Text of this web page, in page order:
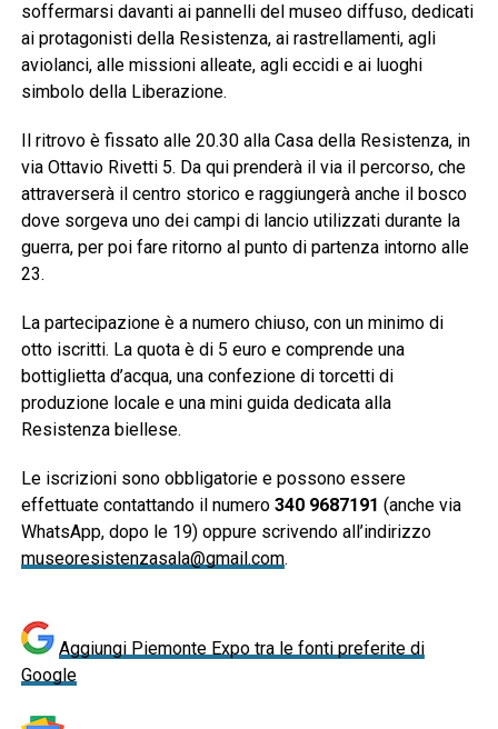
soffermarsi davanti ai pannelli del museo diffuso, dedicati
ai protagonisti della Resistenza, ai rastrellamenti, agli
aviolanci, alle missioni alleate, agli eccidi e ai luoghi
simbolo della Liberazione.
Il ritrovo è fissato alle 20.30 alla Casa della Resistenza, in
via Ottavio Rivetti 5. Da qui prenderà il via il percorso, che
attraverserà il centro storico e raggiungerà anche il bosco
dove sorgeva uno dei campi di lancio utilizzati durante la
guerra, per poi fare ritorno al punto di partenza intorno alle
23.
La partecipazione è a numero chiuso, con un minimo di
otto iscritti. La quota è di 5 euro e comprende una
bottiglietta d’acqua, una confezione di torcetti di
produzione locale e una mini guida dedicata alla
Resistenza biellese.
Le iscrizioni sono obbligatorie e possono essere
effettuate contattando il numero 340 9687191 (anche via
WhatsApp, dopo le 19) oppure scrivendo all’indirizzo
museoresistenzasala@gmail.com.
Aggiungi Piemonte Expo tra le fonti preferite di
Google